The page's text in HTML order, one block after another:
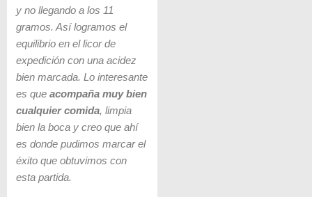
y no llegando a los 11
gramos. Así logramos el
equilibrio en el licor de
expedición con una acidez
bien marcada. Lo interesante
es que acompaña muy bien
cualquier comida, limpia
bien la boca y creo que ahí
es donde pudimos marcar el
éxito que obtuvimos con
esta partida.